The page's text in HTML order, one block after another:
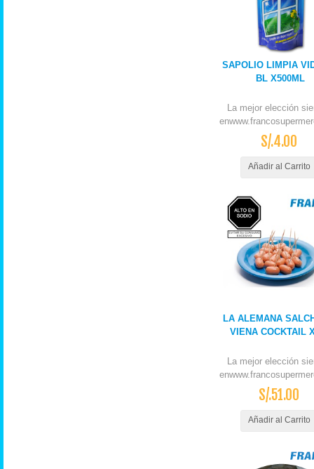
SAPOLIO LIMPIA
BL X500ML
La mejor elección
S/.4.00
Añadir al Carrito
LA ALEMANA
VIENA COCKTAIL
La mejor elección
S/.51.00
Añadir al Carrito